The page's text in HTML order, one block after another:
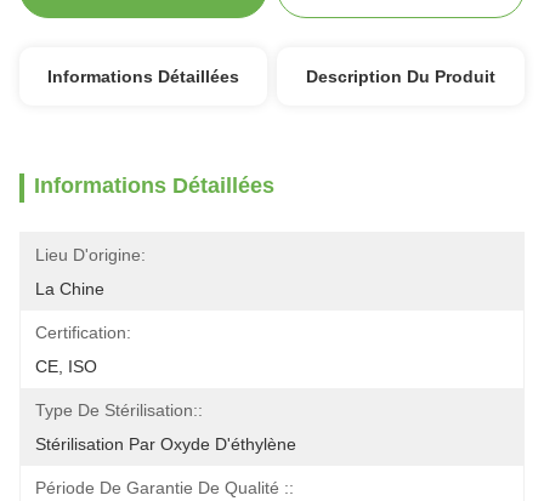
Informations Détaillées Description Du Produit
Informations Détaillées
Lieu D'origine:
La Chine
Certification:
CE, ISO
Type De Stérilisation::
Stérilisation Par Oxyde D'éthylène
Période De Garantie De Qualité ::